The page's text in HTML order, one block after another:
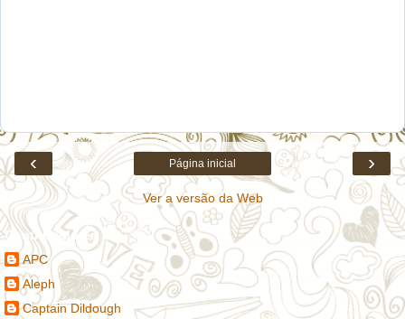
‹ ›
Página inicial
Ver a versão da Web
Contribuidores
APC
Aleph
Captain Dildough